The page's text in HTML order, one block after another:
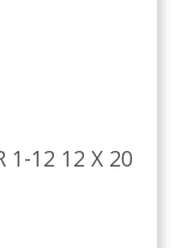
1-12 12 X 20